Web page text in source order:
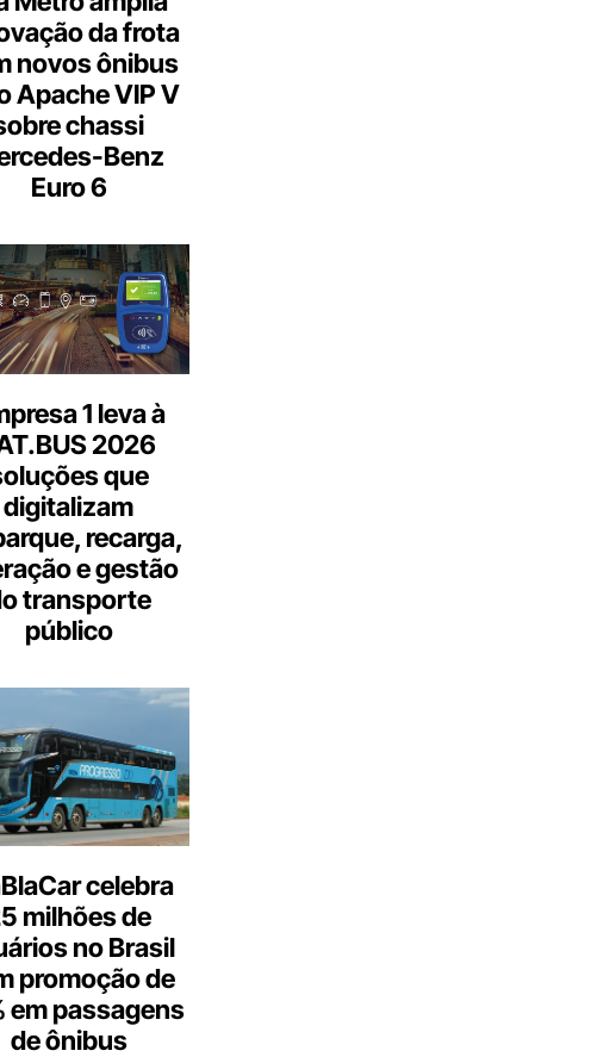
da frota
novos ônibus
Apache VIP V
chassi
Benz
Euro 6
1 leva à
2026
que
digitalizam
recarga,
e gestão
transporte
público
celebra
milhões de
no Brasil
promoção de
em passagens
de ônibus